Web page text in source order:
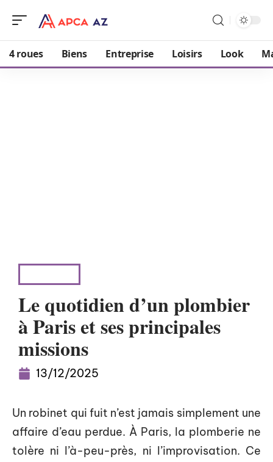
4 roues Biens Entreprise Loisirs Look
Le quotidien d’un plombier
à Paris et ses principales
missions
13/12/2025
Un robinet qui fuit n’est jamais simplement une
affaire d’eau perdue. À Paris, la plomberie ne
tolère ni l’à-peu-près, ni l’improvisation. Ce